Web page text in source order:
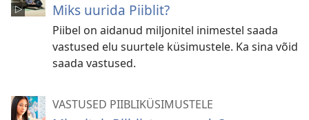
Miks uurida Piiblit?
Piibel on aidanud miljonitel inimestel saada
vastused elu suurtele küsimustele. Ka sina võid
saada vastused.
VASTUSED PIIBLIKÜSIMUSTELE